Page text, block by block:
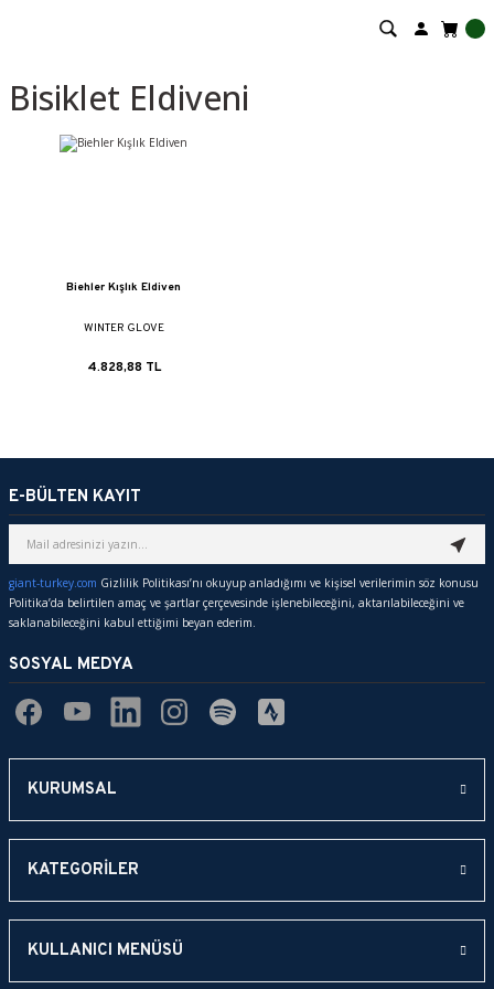
Bisiklet Eldiveni
Biehler Kışlık Eldiven
WINTER GLOVE
4.828,88 TL
E-BÜLTEN KAYIT
giant-turkey.com Gizlilik Politikası’nı okuyup anladığımı ve kişisel verilerimin söz konusu
Politika’da belirtilen amaç ve şartlar çerçevesinde işlenebileceğini, aktarılabileceğini ve
saklanabileceğini kabul ettiğimi beyan ederim.
SOSYAL MEDYA
KURUMSAL
KATEGORİLER
KULLANICI MENÜSÜ